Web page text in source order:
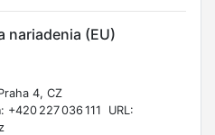
nariadenia (EU)
4, CZ
227 036 111 URL: